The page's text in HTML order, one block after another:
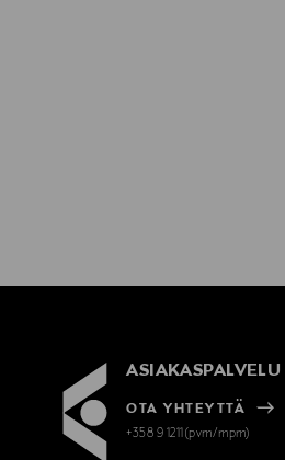
ASIAKASPALVELU
OTA YHTEYTTÄ
+358 9 1211(pvm/mpm)